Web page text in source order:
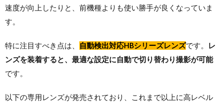
速度が向上したりと、前機種よりも使い勝手が良くなっていま
す。
特に注目すべき点は、 自動検出対応HBシリーズレンズです。
レ
ンズを装着すると、最適な設定に自動で切り替わり撮影が可能
です。
以下の専用レンズが発売されており、これまで以上に高レベル